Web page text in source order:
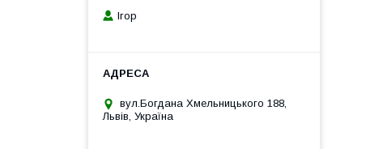
Ігор
вул.Богдана Хмельницького 188,
Львів, Україна